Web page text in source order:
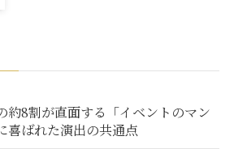
約8割が直面する「イベントのマン
喜ばれた演出の共通点